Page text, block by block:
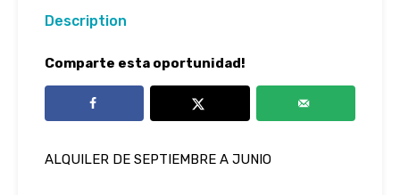
Description
Comparte esta oportunidad!
ALQUILER DE SEPTIEMBRE A JUNIO